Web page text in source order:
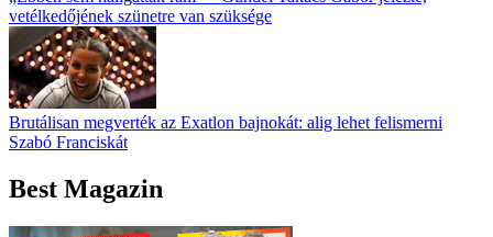
vetélkedőjének szünetre van szüksége
Brutálisan megverték az Exatlon bajnokát: alig lehet felismerni
Szabó Franciskát
Best Magazin